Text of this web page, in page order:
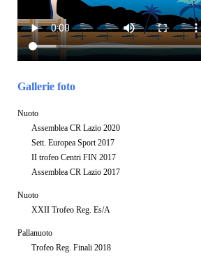
Gallerie foto
Nuoto
Assemblea CR Lazio 2020
Sett. Europea Sport 2017
II trofeo Centri FIN 2017
Assemblea CR Lazio 2017
Nuoto
XXII Trofeo Reg. Es/A
Pallanuoto
Trofeo Reg. Finali 2018